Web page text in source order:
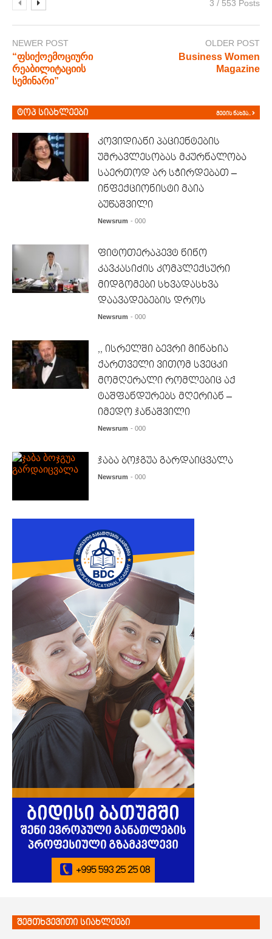
3 / 553 Posts
NEWER POST
“ფსიქოემოციური
რეაბილიტაციის
სემინარი”
OLDER POST
Business Women
Magazine
ტოპ სიახლეები მეტის ნახვა..
კოვიდიანი პაციენტების
უმრავლესობას მკურნალობა
საერთოდ არ სჭირდებათ –
ინფექციონისტი მაია
ბუწაშვილი
Newsrum - 000
ფიტოთერაპევტ ნინო
კავკასიძის კომპლექსური
მიდგომები სხვადასხვა
დაავადებების დროს
Newsrum - 000
,, ისრელში ბევრი მინახია
ქართველი ვითომ სვეცკი
მომღერალი რომლებიც აქ
ტაშფანდურებს მღერიან –
იმედო ჯანაშვილი
Newsrum - 000
ჯაბა ბოჯგუა გარდაიცვალა
Newsrum - 000
შემთხვევითი სიახლეები